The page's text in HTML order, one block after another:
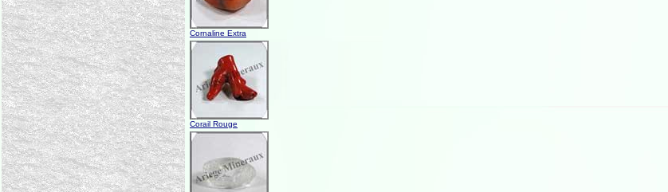
Cornaline Extra
Corail Rouge